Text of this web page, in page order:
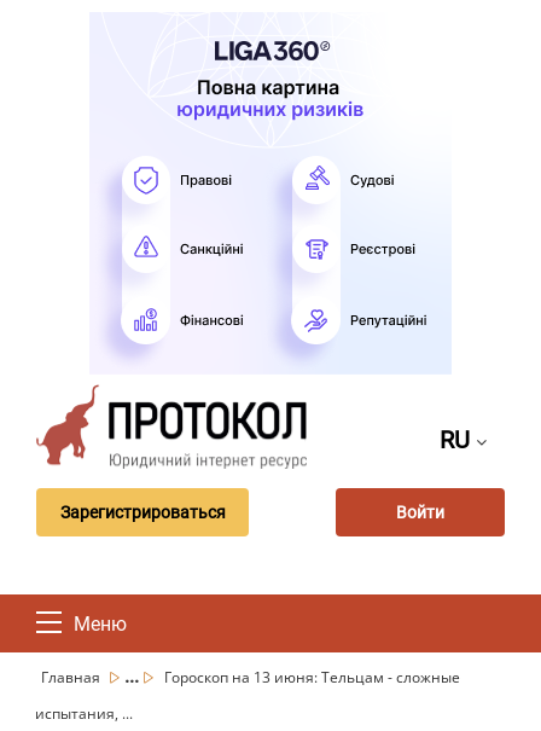
RU
Зарегистрироваться Войти
Меню
Главная ...
Гороскоп на 13 июня: Тельцам - сложные
испытания, ...